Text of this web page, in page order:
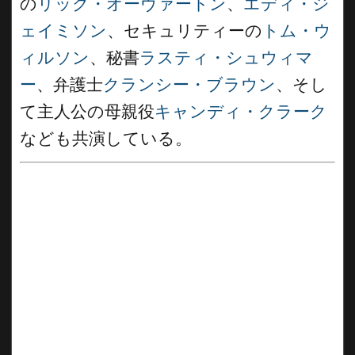
の リック・オーヴァートン 、 エディ・ジ
ェイミソン 、セキュリティーの トム・ウ
ィルソン 、秘書ラスティ・シュウィマ
ー、弁護士クランシー・ブラウン 、そし
て主人公の母親役キャンディ・クラーク
なども共演している。